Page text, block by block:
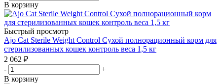
В корзину
Быстрый просмотр
Ajo Cat Sterile Weight Control Сухой полнорационный корм для
стерилизованных кошек контроль веса 1,5 кг
2 062 ₽
-
+
В корзину